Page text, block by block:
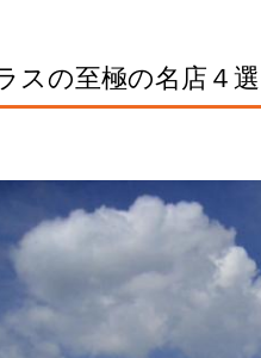
スの至極の名店４選